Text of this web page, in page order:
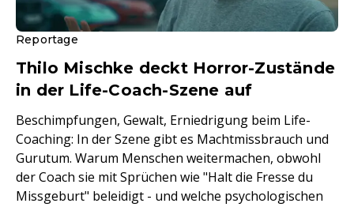
Reportage
Thilo Mischke deckt Horror-Zustände
in der Life-Coach-Szene auf
Beschimpfungen, Gewalt, Erniedrigung beim Life-
Coaching: In der Szene gibt es Machtmissbrauch und
Gurutum. Warum Menschen weitermachen, obwohl
der Coach sie mit Sprüchen wie "Halt die Fresse du
Missgeburt" beleidigt - und welche psychologischen